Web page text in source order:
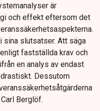
är
och effekt eftersom det
sina slutsatser. Att säga
fastställda krav och
en analys av endast
Dessutom
Berglöf.